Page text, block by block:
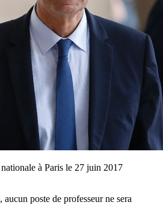
à Paris le 27 juin 2017
poste de professeur ne sera